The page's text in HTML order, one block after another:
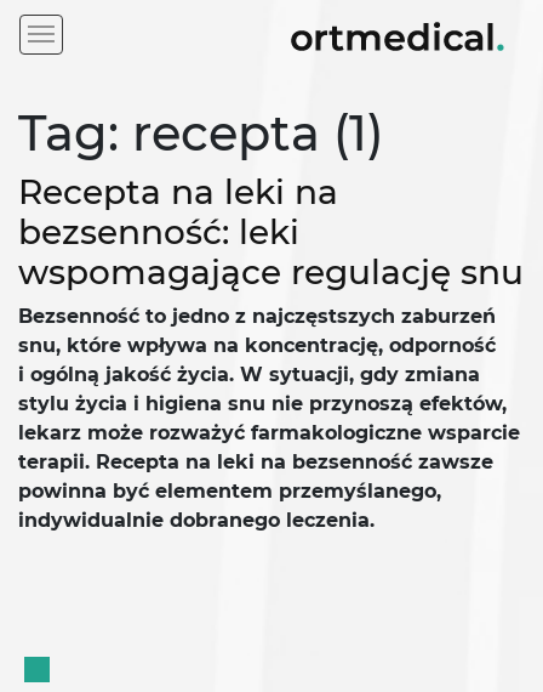
Tag: recepta (1)
Recepta na leki na
bezsenność: leki
wspomagające regulację snu
Bezsenność to jedno z najczęstszych zaburzeń
snu, które wpływa na koncentrację, odporność
i ogólną jakość życia. W sytuacji, gdy zmiana
stylu życia i higiena snu nie przynoszą efektów,
lekarz może rozważyć farmakologiczne wsparcie
terapii. Recepta na leki na bezsenność zawsze
powinna być elementem przemyślanego,
indywidualnie dobranego leczenia.